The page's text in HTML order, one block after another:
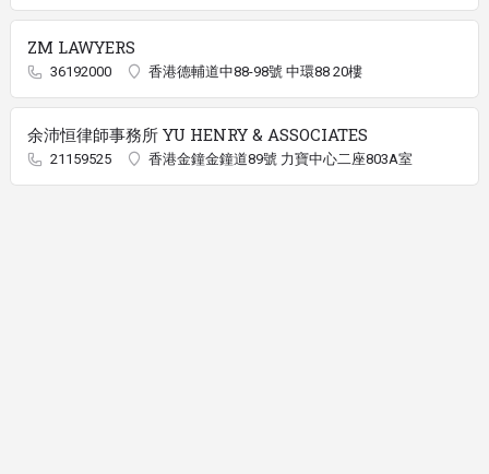
ZM LAWYERS
36192000 香港德輔道中88-98號 中環88 20樓
余沛恒律師事務所 YU HENRY & ASSOCIATES
21159525 香港金鐘金鐘道89號 力寶中心二座803A室